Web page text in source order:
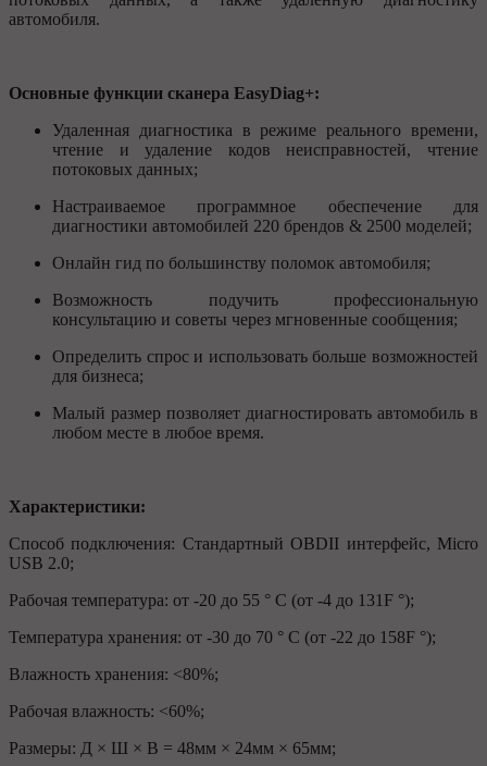
автомобиля.
Основные функции сканера EasyDiag+:
Удаленная диагностика в режиме реального времени,
чтение и удаление кодов неисправностей, чтение
потоковых данных;
Настраиваемое программное обеспечение для
диагностики автомобилей 220 брендов & 2500 моделей;
Онлайн гид по большинству поломок автомобиля;
Возможность подучить профессиональную
консультацию и советы через мгновенные сообщения;
Определить спрос и использовать больше возможностей
для бизнеса;
Малый размер позволяет диагностировать автомобиль в
любом месте в любое время.
Характеристики:
Способ подключения: Стандартный OBDII интерфейс, Micro
USB 2.0;
Рабочая температура: от -20 до 55 ° C (от -4 до 131F °);
Температура хранения: от -30 до 70 ° C (от -22 до 158F °);
Влажность хранения: <80%;
Рабочая влажность: <60%;
Размеры: Д × Ш × В = 48мм × 24мм × 65мм;